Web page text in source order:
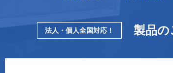
法人・個人全国対応！ 製品の